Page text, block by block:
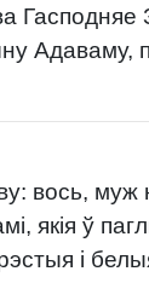
Адаваму,
вось, муж
якія ў
і